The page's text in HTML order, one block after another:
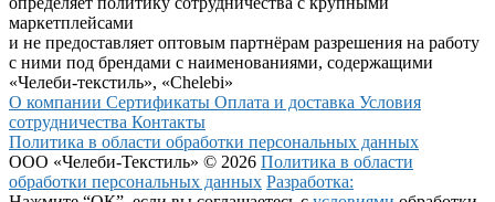
маркетплейсами
и не предоставляет оптовым партнёрам разрешения на работу
с ними под брендами с наименованиями, содержащими
«Челеби-текстиль», «Chelebi»
О компании Сертификаты Оплата и доставка Условия
сотрудничества Контакты
Политика в области обработки персональных данных
ООО «Челеби-Текстиль» © 2026 Политика в области
обработки персональных данных Разработка: